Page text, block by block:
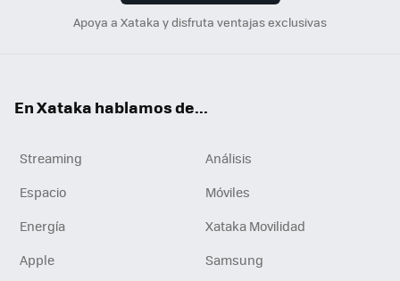
Apoya a Xataka y disfruta ventajas exclusivas
En Xataka hablamos de...
Streaming
Análisis
Espacio
Móviles
Energía
Xataka Movilidad
Apple
Samsung